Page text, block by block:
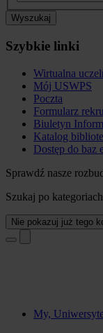
Wyszukaj
Szybkie linki
Wirtualna
Mój USWPS
Poczta
Formularz
Biuletyn
Katalog
Dostęp do baz
Sprawdź nasze
Szukaj po
Nie pokazuj już tego
My,